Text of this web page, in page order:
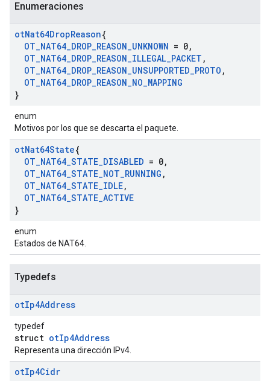
Enumeraciones
otNat64DropReason{
OT_NAT64_DROP_REASON_UNKNOWN = 0,
OT_NAT64_DROP_REASON_ILLEGAL_PACKET ,
OT_NAT64_DROP_REASON_UNSUPPORTED_PROTO ,
OT_NAT64_DROP_REASON_NO_MAPPING
}
enum
Motivos por los que se descarta el paquete.
otNat64State{
OT_NAT64_STATE_DISABLED = 0,
OT_NAT64_STATE_NOT_RUNNING ,
OT_NAT64_STATE_IDLE,
OT_NAT64_STATE_ACTIVE
}
enum
Estados de NAT64.
Typedefs
otIp4Address
typedef
struct otIp4Address
Representa una dirección IPv4.
otIp4Cidr